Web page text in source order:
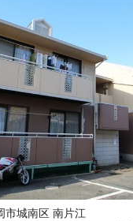
市城南区 南片江